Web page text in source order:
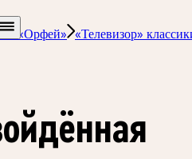
«Орфей» «Телевизор»